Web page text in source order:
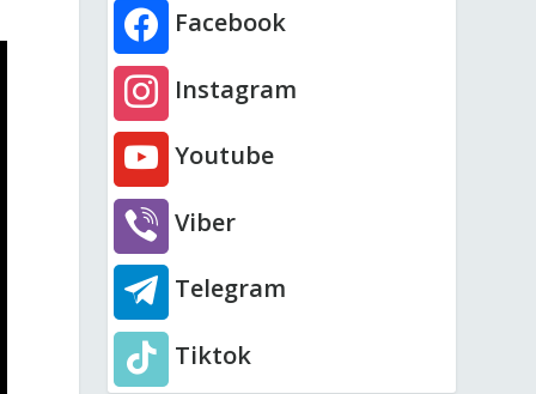
Facebook
Instagram
Youtube
Viber
Telegram
Tiktok